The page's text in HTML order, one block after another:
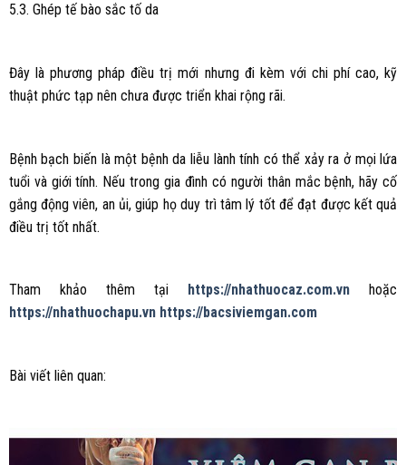
5.3. Ghép tế bào sắc tố da
Đây là phương pháp điều trị mới nhưng đi kèm với chi phí cao, kỹ
thuật phức tạp nên chưa được triển khai rộng rãi.
Bệnh bạch biến là một bệnh da liễu lành tính có thể xảy ra ở mọi lứa
tuổi và giới tính. Nếu trong gia đình có người thân mắc bệnh, hãy cố
gắng động viên, an ủi, giúp họ duy trì tâm lý tốt để đạt được kết quả
điều trị tốt nhất.
Tham khảo thêm tại https://nhathuocaz.com.vn hoặc
https://nhathuochapu.vn https://bacsiviemgan.com
Bài viết liên quan: